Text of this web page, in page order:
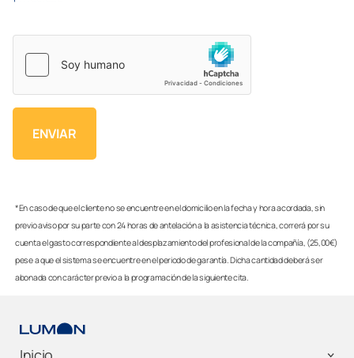
*En caso de que el cliente no se encuentre en el domicilio en la fecha y hora acordada, sin
previo aviso por su parte con 24 horas de antelación a la asistencia técnica, correrá por su
cuenta el gasto correspondiente al desplazamiento del profesional de la compañía, (25,00€)
pese a que el sistema se encuentre en el periodo de garantía. Dicha cantidad deberá ser
abonada con carácter previo a la programación de la siguiente cita.